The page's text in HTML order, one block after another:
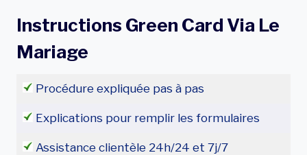
Instructions Green Card Via Le
Mariage
Procédure expliquée pas à pas
Explications pour remplir les formulaires
Assistance clientèle 24h/24 et 7j/7